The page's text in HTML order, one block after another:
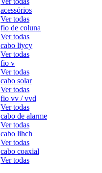
acessórios
Ver todas
fio de coluna
Ver todas
cabo liycy
Ver todas
fio v
Ver todas
cabo solar
Ver todas
fio vv / vvd
Ver todas
cabo de alarme
Ver todas
cabo lihch
Ver todas
cabo coaxial
Ver todas